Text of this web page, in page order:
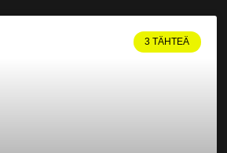
3 TÄHTEÄ